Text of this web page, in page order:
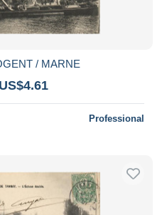
/ MARNE
Professional